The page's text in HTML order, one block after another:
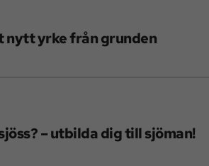
nytt yrke från grunden
– utbilda dig till sjöman!